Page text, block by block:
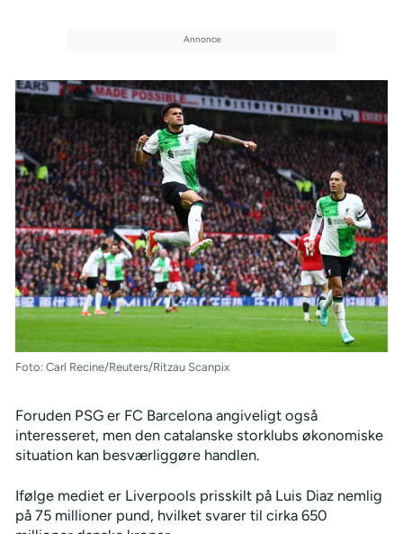
Foto: Carl Recine/Reuters/Ritzau Scanpix
Foruden PSG er FC Barcelona angiveligt også
interesseret, men den catalanske storklubs økonomiske
situation kan besværliggøre handlen.
Ifølge mediet er Liverpools prisskilt på Luis Diaz nemlig
på 75 millioner pund, hvilket svarer til cirka 650